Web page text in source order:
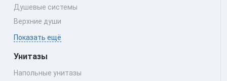
Душевые системы
Верхние души
Показать ещё
Унитазы
Напольные унитазы